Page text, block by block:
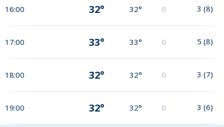
16:00 32° 32° 0 3 (8)
17:00 33° 33° 0 5 (8)
18:00 32° 32° 0 3 (7)
19:00 32° 32° 0 3 (6)